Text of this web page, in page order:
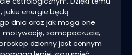
jakie energie będą
dnia oraz jak mogą one
motywację, samopoczucie,
dzienny jest cennym